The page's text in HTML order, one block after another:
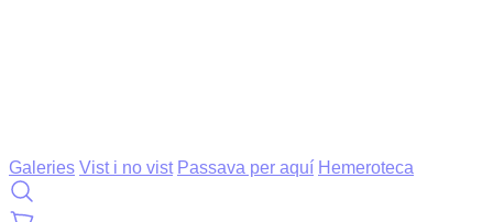
Galeries Vist i no vist Passava per aquí Hemeroteca